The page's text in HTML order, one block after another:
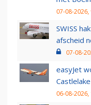
07-08-2026,
SWISS
afscheid
07-08-
easyJet
06-08-2026,